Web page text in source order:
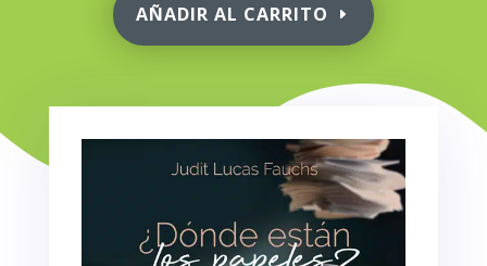
AÑADIR AL CARRITO